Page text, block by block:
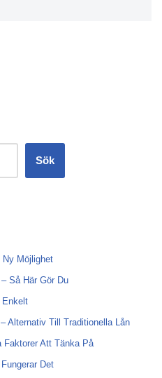
Sök
Ny Möjlighet
Så Här Gör Du
Enkelt
Alternativ Till Traditionella Lån
Faktorer Att Tänka På
Det